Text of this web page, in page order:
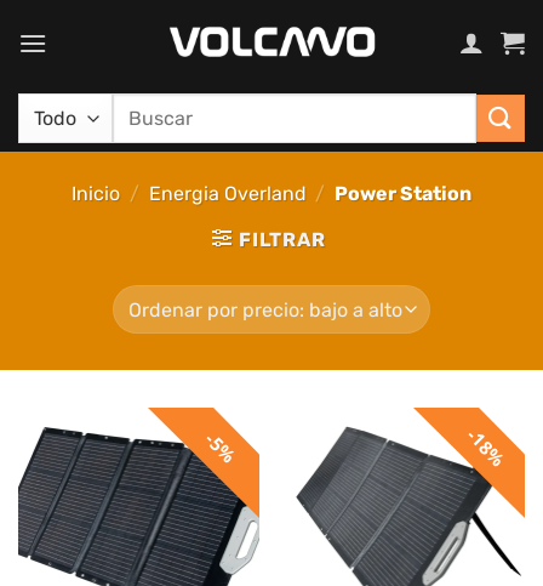
Buscar
Inicio / Energia Overland / Power Station
FILTRAR
5% 18%